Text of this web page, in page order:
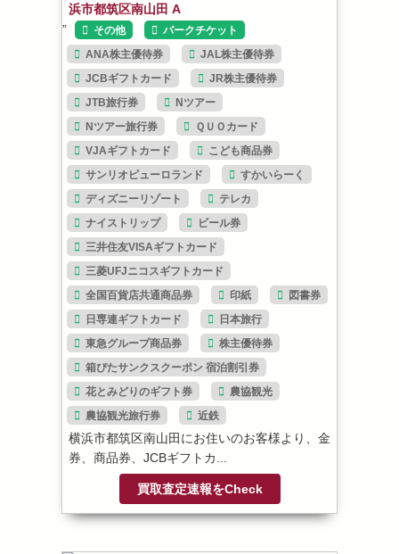
浜市都筑区南山田 A
”
その他
パークチケット
ANA株主優待券
JAL株主優待券
JCBギフトカード
JR株主優待券
JTB旅行券
Nツアー
Nツアー旅行券
ＱＵＯカード
VJAギフトカード
こども商品券
サンリオピューロランド
すかいらーく
ディズニーリゾート
テレカ
ナイストリップ
ビール券
三井住友VISAギフトカード
三菱UFJニコスギフトカード
全国百貨店共通商品券
印紙
図書券
日専連ギフトカード
日本旅行
東急グループ商品券
株主優待券
箱ぴたサンクスクーポン 宿泊割引券
花とみどりのギフト券
農協観光
農協観光旅行券
近鉄
横浜市都筑区南山田にお住いのお客様より、金
券、商品券、JCBギフトカ...
買取査定速報をCheck